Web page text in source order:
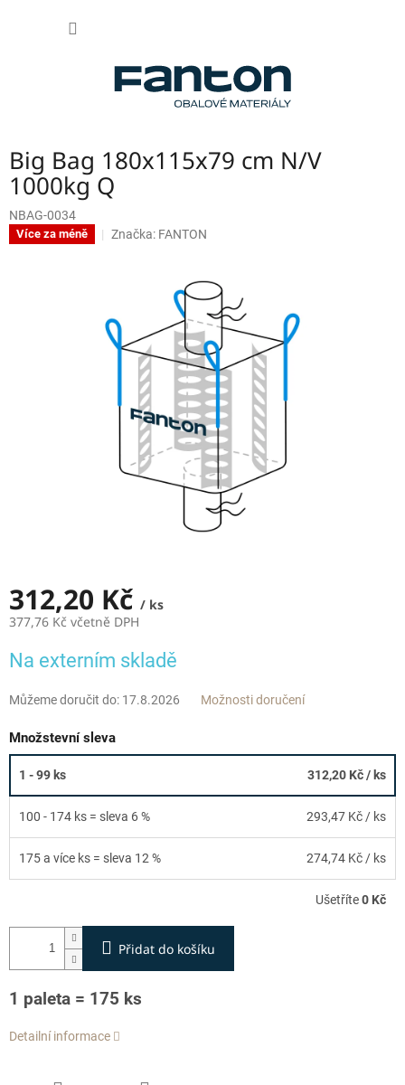
Big Bag 180x115x79 cm N/V
1000kg Q
NBAG-0034
Více za méně Značka: FANTON
312,20 Kč / ks
377,76 Kč včetně DPH
cena:
Na externím skladě
Můžeme doručit do: 17.8.2026 Možnosti doručení
Množstevní sleva
1 - 99 ks 312,20 Kč/ ks
100 - 174 ks = sleva 6 % 293,47 Kč / ks
175 a více ks = sleva 12 % 274,74 Kč / ks
Ušetříte0 Kč
Přidat do košíku
1 paleta = 175 ks
Detailní informace